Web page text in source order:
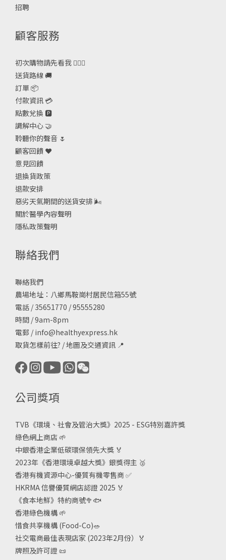
招聘
顧客服務
初次購物請先看我 🙋🏻‍♀️
送貨路線 🚚
訂單 📦
付款資訊 💳
點數兌換 🅿️
調解中心 🤝
聆聽你的聲音 🌷
顧客回饋 ❤️
意見回饋
退換貨政策
退款安排
惡劣天氣期間的送貨安排🌬
關於醫學內容聲明
隱私政策聲明
聯絡我們
聯絡我們
農場地址：八鄉馬鞍崗村居民信箱55號
電話 / 35651770 / 95555280
時間 / 9am-8pm
電郵 / info@healthyexpress.hk
取貨怎樣前往? /地圖及交通資訊 📍
公司獎項
TVB《環境、社會及管治大獎》2025 - ESG特別嘉許獎
綠色網上商店 🌱
中銀香港企業低碳環保領先大獎 🏅
2023年《香港環境卓越大獎》銀獎得主 🥈
香港有機資源中心-優質有機零售商✅
HKRMA 信譽優質網店認證 2025 🏅
《食本地鮮》特約商號🥦🐟
香港綠色機構 🌱
惜食共享機構 (Food-Co)🥗
社交電商最佳表現店家 (2023年2月份）🏅
牌照及許可證 📜